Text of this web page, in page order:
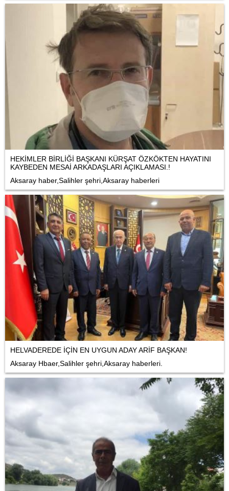
HEKİMLER BİRLİĞİ BAŞKANI KÜRŞAT ÖZKÖKTEN HAYATINI
KAYBEDEN MESAİ ARKADAŞLARI AÇIKLAMASI.!
Aksaray haber,Salihler şehri,Aksaray haberleri
HELVADEREDE İÇİN EN UYGUN ADAY ARİF BAŞKAN!
Aksaray Hbaer,Salihler şehri,Aksaray haberleri.